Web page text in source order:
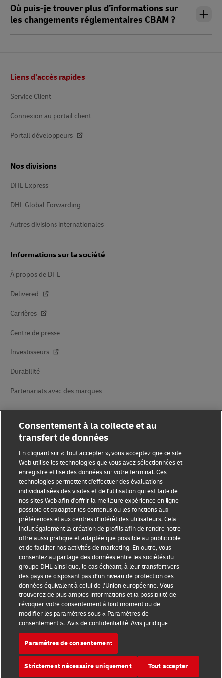
Où puis-je trouver plus d’informations sur
les changements réglementaires CBAM ?
de
Liens d’accès rapides
Service Client
Connexion au portail client
Portail développeurs
Nos divisions
DHL Express
DHL Global Forwarding
Autres divisions internationales
Informations sur la société
À propos de DHL
Delivered
Carrières
Centre de presse
Investisseurs
Durabilité
Partenariats avec des marques
Sensibilisation à la fraude
Mention légale
Conditions d’utilisation
Avis de confidentialité
Informations complémentaires
Paramètres des cookies
Suivez-nous
2026 © - all rights reserved
Consentement à la collecte et au
transfert de données
En cliquant sur « Tout accepter », vous acceptez que ce site
Web utilise les technologies que vous avez sélectionnées et
enregistre et lise des données sur votre terminal. Ces
technologies permettent d'effectuer des évaluations
individualisées des visites et de l'utilisation qui est faite de
nos sites Web afin d'offrir la meilleure expérience en ligne
possible et d'adapter les contenus ou les fonctions aux
préférences et aux centres d'intérêt des utilisateurs. Cela
inclut également la création de profils afin de rendre notre
offre aussi pratique et adaptée que possible au public cible
et de faciliter nos activités de marketing. En outre, vous
consentez au partage des données entre les sociétés du
groupe DHL ainsi que, le cas échéant, à leur transfert vers
des pays ne disposant pas d’un niveau de protection des
données équivalent à celui de l’Union européenne. Vous
trouverez de plus amples informations et la possibilité de
révoquer votre consentement à tout moment ou de
modifier les paramètres sous « Paramètres de
consentement ». Avis de confidentialité Avis juridique
Paramètres de consentement
Strictement nécessaire uniquement Tout accepter